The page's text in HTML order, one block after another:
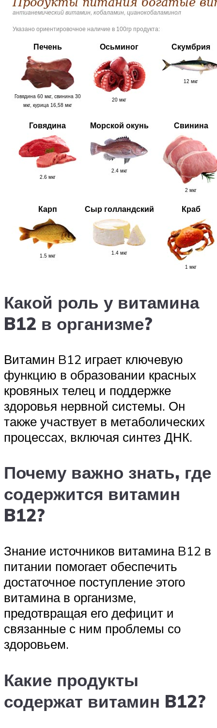
Какой роль у витамина
B12 в организме?
Витамин B12 играет ключевую
функцию в образовании красных
кровяных телец и поддержке
здоровья нервной системы. Он
также участвует в метаболических
процессах, включая синтез ДНК.
Почему важно знать, где
содержится витамин
B12?
Знание источников витамина B12 в
питании помогает обеспечить
достаточное поступление этого
витамина в организме,
предотвращая его дефицит и
связанные с ним проблемы со
здоровьем.
Какие продукты
содержат витамин B12?